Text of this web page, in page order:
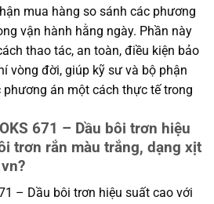
mua hàng so sánh các phương
vận hành hằng ngày. Phần này
thao tác, an toàn, điều kiện bảo
vòng đời, giúp kỹ sư và bộ phận
án một cách thực tế trong
671 – Dầu bôi trơn hiệu
trơn rắn màu trắng, dạng xịt
– Dầu bôi trơn hiệu suất cao với